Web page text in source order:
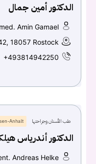
الدكتور أمين جمال
Amin Gamael
18057 Rostock
+493814942250
طب الأسنان وجراحتها Anhalt
الدكتور أندرياس
Andreas Helke